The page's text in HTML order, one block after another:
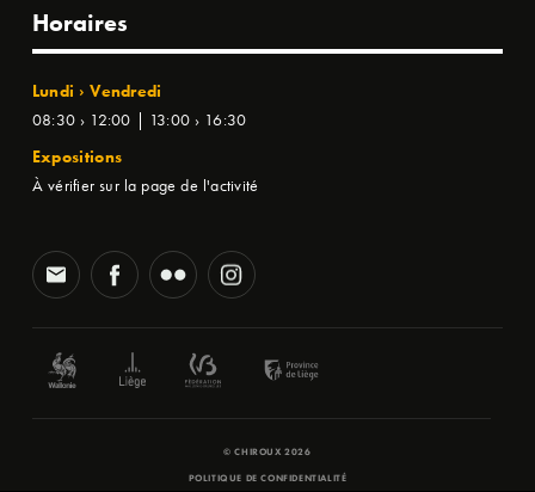
Horaires
Lundi › Vendredi
08:30 › 12:00 | 13:00 › 16:30
Expositions
À vérifier sur la page de l'activité
© CHIROUX 2026
POLITIQUE DE CONFIDENTIALITÉ